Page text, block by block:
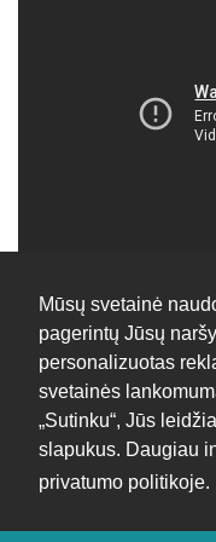
Mūsų svetainė
pagerintų Jūsų
personalizuotas
svetainės
„Sutinku“, Jūs
slapukus. Daugiau
privatumo politikoje.
Rašyti atsakymą...